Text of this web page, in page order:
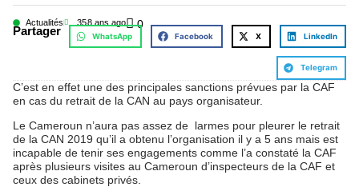
Actualités 358 ans ago 0
Partager WhatsApp Facebook X LinkedIn
Telegram
C’est en effet une des principales sanctions prévues par la CAF
en cas du retrait de la CAN au pays organisateur.
Le Cameroun n’aura pas assez de larmes pour pleurer le retrait
de la CAN 2019 qu’il a obtenu l’organisation il y a 5 ans mais est
incapable de tenir ses engagements comme l’a constaté la CAF
après plusieurs visites au Cameroun d’inspecteurs de la CAF et
ceux des cabinets privés.